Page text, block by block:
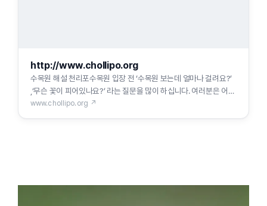
http://www.chollipo.org
수목원 해설 천리포수목원 입장 전 ‘수목원 보는데 얼마나 걸려요?’
,‘무슨 꽃이 피어있나요?’ 라는 질문을 많이 하십니다. 여러분은 어떤
궁금증을 갖고 있나요? 수목원해설프로그램은 여
www.chollipo.org ↗